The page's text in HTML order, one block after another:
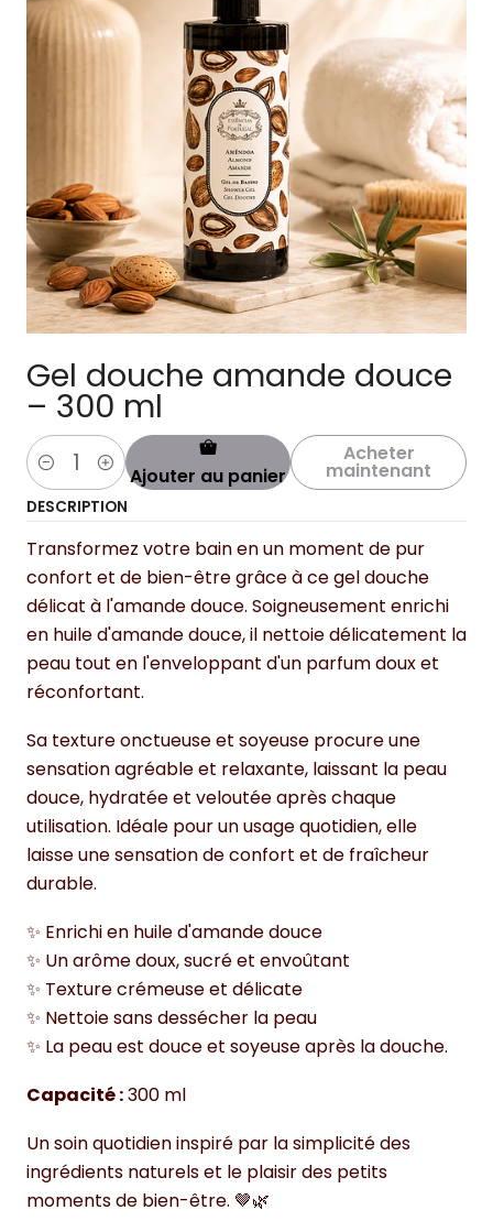
Gel douche amande douce
– 300 ml
Quantité Ajouter au panier
Acheter
maintenant
DESCRIPTION
Transformez votre bain en un moment de pur
confort et de bien-être grâce à ce gel douche
délicat à l'amande douce. Soigneusement enrichi
en huile d'amande douce, il nettoie délicatement la
peau tout en l'enveloppant d'un parfum doux et
réconfortant.
Sa texture onctueuse et soyeuse procure une
sensation agréable et relaxante, laissant la peau
douce, hydratée et veloutée après chaque
utilisation. Idéale pour un usage quotidien, elle
laisse une sensation de confort et de fraîcheur
durable.
✨ Enrichi en huile d'amande douce
✨ Un arôme doux, sucré et envoûtant
✨ Texture crémeuse et délicate
✨ Nettoie sans dessécher la peau
✨ La peau est douce et soyeuse après la douche.
Capacité :300 ml
Un soin quotidien inspiré par la simplicité des
ingrédients naturels et le plaisir des petits
moments de bien-être. 🤎🌿